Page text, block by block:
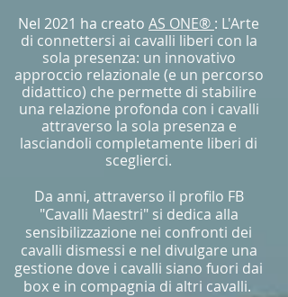
Nel 2021 ha creato AS ONE® : L'Arte
di connettersi ai cavalli liberi con la
sola presenza: un innovativo
approccio relazionale (e un percorso
didattico) che permette di stabilire
una relazione profonda con i cavalli
attraverso la sola presenza e
lasciandoli completamente liberi di
sceglierci.
Da anni, attraverso il profilo FB
"Cavalli Maestri" si dedica alla
sensibilizzazione nei confronti dei
cavalli dismessi e nel divulgare una
gestione dove i cavalli siano fuori dai
box e in compagnia di altri cavalli.